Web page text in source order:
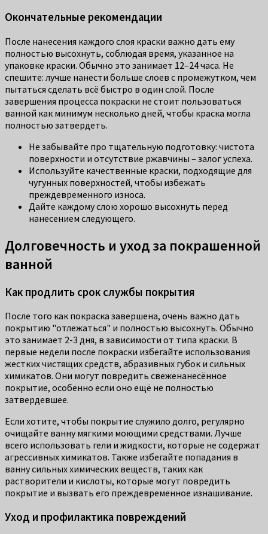
Окончательные рекомендации
После нанесения каждого слоя краски важно дать ему
полностью высохнуть, соблюдая время, указанное на
упаковке краски. Обычно это занимает 12–24 часа. Не
спешите: лучше нанести больше слоев с промежутком, чем
пытаться сделать всё быстро в один слой. После
завершения процесса покраски не стоит пользоваться
ванной как минимум несколько дней, чтобы краска могла
полностью затвердеть.
Не забывайте про тщательную подготовку: чистота
поверхности и отсутствие ржавчины – залог успеха.
Используйте качественные краски, подходящие для
чугунных поверхностей, чтобы избежать
преждевременного износа.
Дайте каждому слою хорошо высохнуть перед
нанесением следующего.
Долговечность и уход за покрашенной
ванной
Как продлить срок службы покрытия
После того как покраска завершена, очень важно дать
покрытию "отлежаться" и полностью высохнуть. Обычно
это занимает 2-3 дня, в зависимости от типа краски. В
первые недели после покраски избегайте использования
жестких чистящих средств, абразивных губок и сильных
химикатов. Они могут повредить свеженанесённое
покрытие, особенно если оно ещё не полностью
затвердевшее.
Если хотите, чтобы покрытие служило долго, регулярно
очищайте ванну мягкими моющими средствами. Лучше
всего использовать гели и жидкости, которые не содержат
агрессивных химикатов. Также избегайте попадания в
ванну сильных химических веществ, таких как
растворители и кислоты, которые могут повредить
покрытие и вызвать его преждевременное изнашивание.
Уход и профилактика повреждений